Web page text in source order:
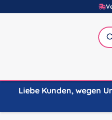
Hauptinhalt springen
Zur Suche springen
Zur Hauptnavigation
Liebe Kunden, wegen